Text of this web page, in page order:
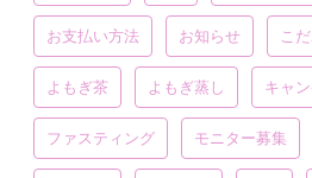
お支払い方法 お知らせ こ
よもぎ茶 よもぎ蒸し キャ
ファスティング モニター募集